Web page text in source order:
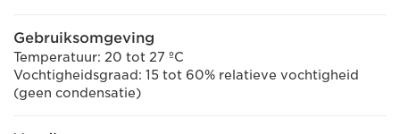
Gebruiksomgeving
Temperatuur: 20 tot 27 ºC
Vochtigheidsgraad: 15 tot 60% relatieve vochtigheid
(geen condensatie)